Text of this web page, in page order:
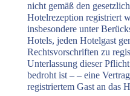
nicht gemäß den
Hotelrezeption registriert
insbesondere unter
Hotels, jeden Hotelgast
Rechtsvorschriften zu
Unterlassung dieser
bedroht ist – – eine
registriertem Gast an das